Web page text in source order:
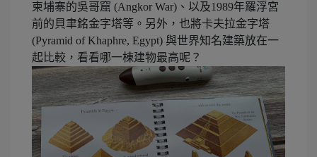
柬埔寨的吳哥窟 (Angkor War)、以及1989年羅浮宮
前的貝聿銘金字塔等。另外，也將卡夫拉金字塔
(Pyramid of Khaphre, Egypt) 與世界知名建築放在一
起比較，看看哪一棟建物最高呢？